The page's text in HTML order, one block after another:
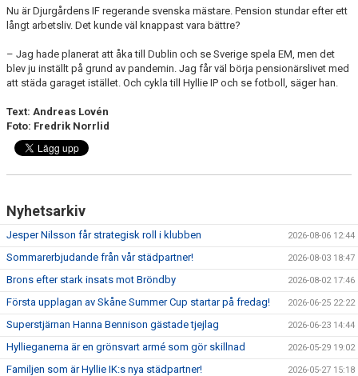
Nu är Djurgårdens IF regerande svenska mästare. Pension stundar efter ett
långt arbetsliv. Det kunde väl knappast vara bättre?
– Jag hade planerat att åka till Dublin och se Sverige spela EM, men det
blev ju inställt på grund av pandemin. Jag får väl börja pensionärslivet med
att städa garaget istället. Och cykla till Hyllie IP och se fotboll, säger han.
Text: Andreas Lovén
Foto: Fredrik Norrlid
Nyhetsarkiv
Jesper Nilsson får strategisk roll i klubben 2026-08-06 12:44
Sommarerbjudande från vår städpartner! 2026-08-03 18:47
Brons efter stark insats mot Bröndby 2026-08-02 17:46
Första upplagan av Skåne Summer Cup startar på fredag! 2026-06-25 22:22
Superstjärnan Hanna Bennison gästade tjejlag 2026-06-23 14:44
Hyllieganerna är en grönsvart armé som gör skillnad 2026-05-29 19:02
Familjen som är Hyllie IK:s nya städpartner! 2026-05-27 15:18